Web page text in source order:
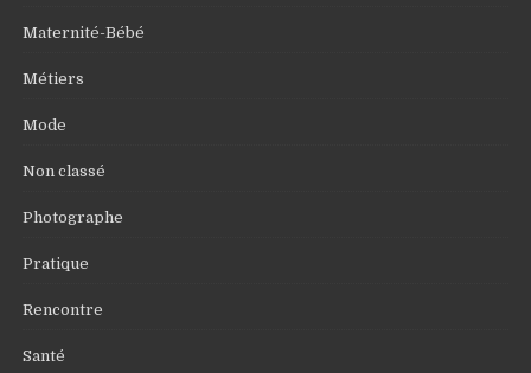
Maternité-Bébé
Métiers
Mode
Non classé
Photographe
Pratique
Rencontre
Santé